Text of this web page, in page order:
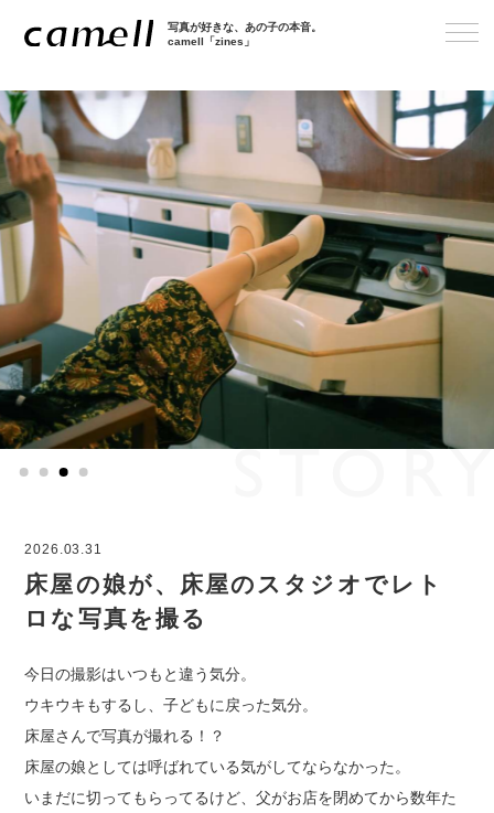
写真が好きな、あの子の本音。
camell「zines」
2026.03.31
床屋の娘が、床屋のスタジオでレト
ロな写真を撮る
今日の撮影はいつもと違う気分。
ウキウキもするし、子どもに戻った気分。
床屋さんで写真が撮れる！？
床屋の娘としては呼ばれている気がしてならなかった。
いまだに切ってもらってるけど、父がお店を閉めてから数年た